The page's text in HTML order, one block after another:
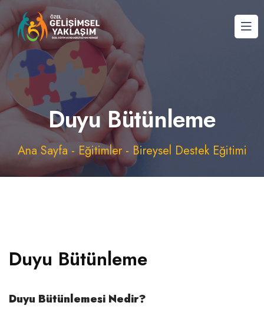
Duyu Bütünleme
Ana Sayfa -Eğitimler- Bireysel Destek Eğitimi
Duyu Bütünleme
Duyu Bütünlemesi Nedir?